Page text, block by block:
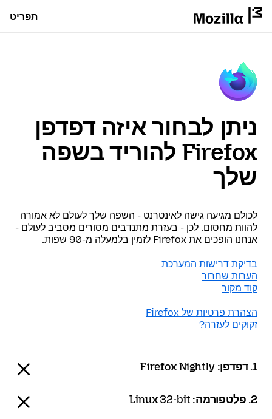
תפריט
ניתן לבחור איזה דפדפן
Firefox להוריד בשפה
שלך
לכולם מגיעה גישה לאינטרנט - השפה שלך לעולם לא אמורה
להוות מחסום. לכן - בעזרת מתנדבים מסורים מסביב לעולם -
אנחנו הופכים את Firefox לזמין בלמעלה מ-90 שפות.
בדיקת דרישות המערכת
הערות שחרור
קוד מקור
הצהרת פרטיות של Firefox
זקוקים לעזרה?
1. דפדפן: Firefox Nightly
2. פלטפורמה: Linux 32-bit